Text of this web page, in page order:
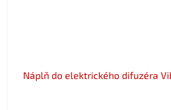
Náplň do elektrického difuzéra